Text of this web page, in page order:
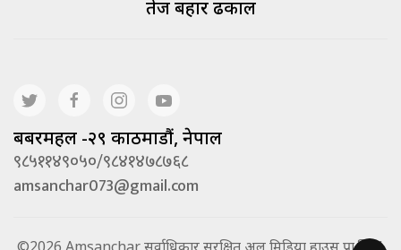
तेज बहादूर ढकाल
बबरमहल -२९ काठमाडौं, नेपाल
९८५११४९०५०/९८४१४७८७६८
amsanchar073@gmail.com